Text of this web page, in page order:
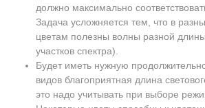
должно максимально
Задача усложняется тем, что в
цветам полезны волны разной
участков спектра).
Будет иметь нужную
видов благоприятная длина
это надо учитывать при выборе